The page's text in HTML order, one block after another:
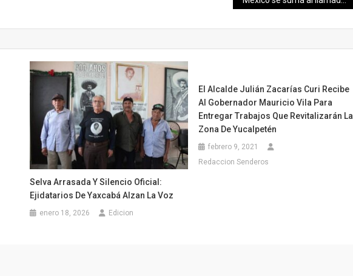
Selva Arrasada Y Silencio Oficial:
Ejidatarios De Yaxcabá Alzan La Voz
enero 18, 2026 Edicion
El Alcalde Julián Zacarías Curi Recibe
Al Gobernador Mauricio Vila Para
Entregar Trabajos Que Revitalizarán La
Zona De Yucalpetén
febrero 9, 2021
Redaccion Senderos